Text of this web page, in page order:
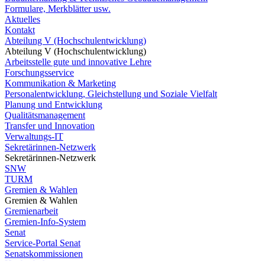
Formulare, Merkblätter usw.
Aktuelles
Kontakt
Abteilung V (Hochschulentwicklung)
Abteilung V (Hochschulentwicklung)
Arbeitsstelle gute und innovative Lehre
Forschungsservice
Kommunikation & Marketing
Personalentwicklung, Gleichstellung und Soziale Vielfalt
Planung und Entwicklung
Qualitätsmanagement
Transfer und Innovation
Verwaltungs-IT
Sekretärinnen-Netzwerk
Sekretärinnen-Netzwerk
SNW
TURM
Gremien & Wahlen
Gremien & Wahlen
Gremienarbeit
Gremien-Info-System
Senat
Service-Portal Senat
Senatskommissionen